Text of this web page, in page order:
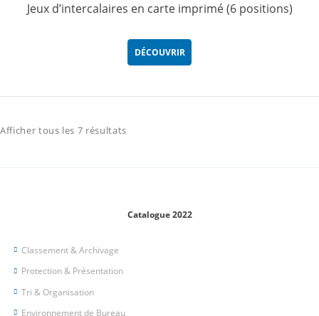
Jeux d’intercalaires en carte imprimé (6 positions)
DÉCOUVRIR
Afficher tous les 7 résultats
Catalogue 2022
Classement & Archivage
Protection & Présentation
Tri & Organisation
Environnement de Bureau